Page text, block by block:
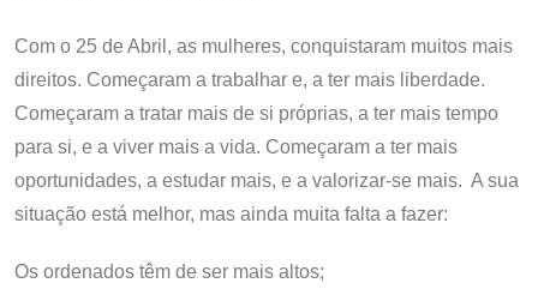
Com o 25 de Abril, as mulheres, conquistaram muitos mais
direitos. Começaram a trabalhar e, a ter mais liberdade.
Começaram a tratar mais de si próprias, a ter mais tempo
para si, e a viver mais a vida. Começaram a ter mais
oportunidades, a estudar mais, e a valorizar-se mais. A sua
situação está melhor, mas ainda muita falta a fazer:
Os ordenados têm de ser mais altos;